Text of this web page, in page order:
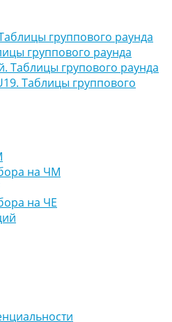
группового раунда
группового раунда
Таблицы групового раунда
Таблицы группового
на ЧМ
на ЧЕ